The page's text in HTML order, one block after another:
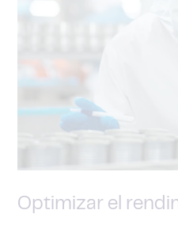
Optimizar el